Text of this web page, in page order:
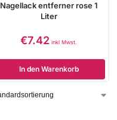
Nagellack entferner rose 1
Liter
€7.42 inkl Mwst.
In den Warenkorb